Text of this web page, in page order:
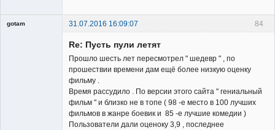
84
gotam
31.07.2016 16:09:07
Re: Пусть пули летят
Прошло шесть лет пересмотрел " шедевр " , по
прошествии времени дам ещё более низкую оценку
фильму .
Время рассудило . По версии этого сайта " гениальный
фильм " и близко не в топе ( 98 -е место в 100 лучших
фильмов в жанре боевик и 85 -е лучшие комедии )
Пользователи дали оценоку 3,9 , последнее